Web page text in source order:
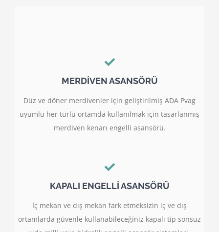
MERDİVEN ASANSÖRÜ
Düz ve döner merdivenler için geliştirilmiş ADA Pvag
uyumlu her türlü ortamda kullanılmak için tasarlanmış
merdiven kenarı engelli asansörü.
KAPALI ENGELLİ ASANSÖRÜ
İç mekan ve dış mekan fark etmeksizin iç ve dış
ortamlarda güvenle kullanabileceğiniz kapalı tip sonsuz